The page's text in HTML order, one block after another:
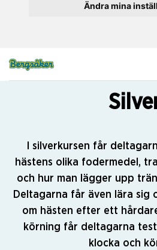
Ändra mina
I silverkursen får
hästens olika fodermedel,
och hur man lägger upp
Deltagarna får även lära sig
om hästen efter ett
körning får deltagarna
klocka och